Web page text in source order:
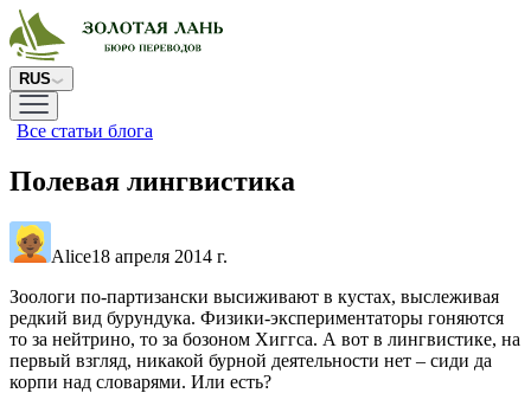
RUS
Все статьи блога
Полевая лингвистика
Alice18 апреля 2014 г.
Зоологи по-партизански высиживают в кустах, выслеживая
редкий вид бурундука. Физики-экспериментаторы гоняются
то за нейтрино, то за бозоном Хиггса. А вот в лингвистике, на
первый взгляд, никакой бурной деятельности нет – сиди да
корпи над словарями. Или есть?